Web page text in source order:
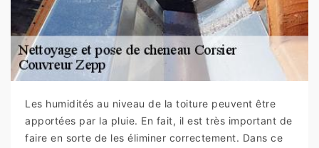
Les humidités au niveau de la toiture peuvent être
apportées par la pluie. En fait, il est très important de
faire en sorte de les éliminer correctement. Dans ce